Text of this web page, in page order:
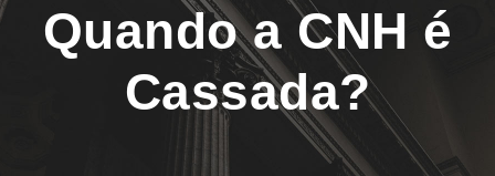
Quando a CNH é
Cassada?